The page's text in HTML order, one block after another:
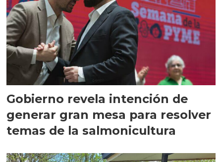
Gobierno revela intención de
generar gran mesa para resolver
temas de la salmonicultura